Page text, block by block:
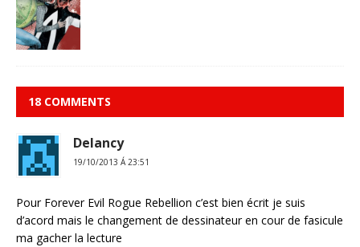
18 COMMENTS
Delancy
19/10/2013 Á 23:51
Pour Forever Evil Rogue Rebellion c’est bien écrit je suis
d’acord mais le changement de dessinateur en cour de fasicule
ma gacher la lecture